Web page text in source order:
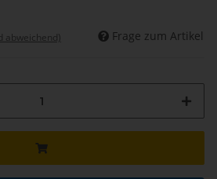
abweichend) Frage zum Artikel